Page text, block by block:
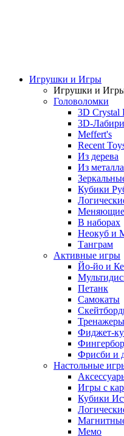
Игрушки и Игры
Игрушки и
Головоломки
3D Crystal
3D-
Meffert's
Recent
Из дерева
Из металла
Кубики
В наборах
Неокуб и
Танграм
Активные игры
Йо-йо и
Петанк
Самокаты
Фиджет-
Фрисби и
Настольные
Игры с
Кубики
Мемо